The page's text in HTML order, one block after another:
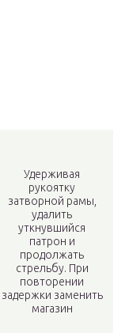
Удерживая
рукоятку
затворной рамы,
удалить
уткнувшийся
патрон и
продолжать
стрельбу. При
повторении
задержки заменить
магазин